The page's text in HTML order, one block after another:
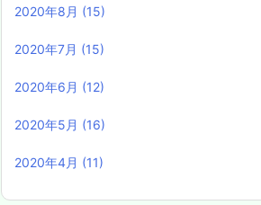
2020年8月 (15)
2020年7月 (15)
2020年6月 (12)
2020年5月 (16)
2020年4月 (11)